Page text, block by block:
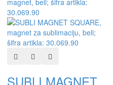
Dodaj u listu želja
Dodaj u listu za
SUBLI MAGNET